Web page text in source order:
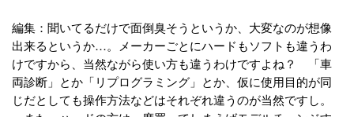
編集：聞いてるだけで面倒臭そうというか、大変なのが想像
出来るというか…。メーカーごとにハードもソフトも違うわ
けですから、当然ながら使い方も違うわけですよね？ 「車
両診断」とか「リプログラミング」とか、仮に使用目的が同
じだとしても操作方法などはそれぞれ違うのが当然ですし。